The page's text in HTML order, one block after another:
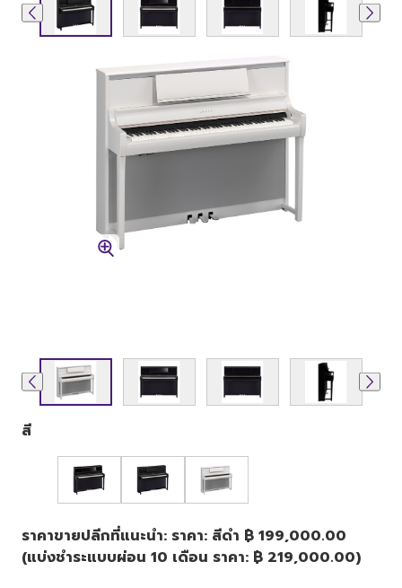
สี
ราคาขายปลีกที่แนะนำ: ราคา: สีดำ ฿ 199,000.00
(แบ่งชำระแบบผ่อน 10 เดือน ราคา: ฿ 219,000.00)